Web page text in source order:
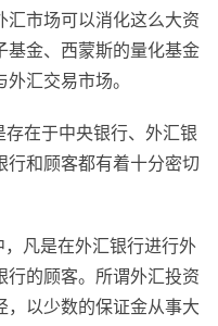
汇市场可以消化这么大资
基金、西蒙斯的量化基金
汇交易市场。
在于中央银行、外汇银
行和顾客都有着十分密切
凡是在外汇银行进行外
行的顾客。所谓外汇投资
，以少数的保证金从事大